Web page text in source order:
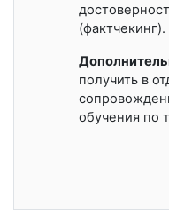
(фактчекинг).
получить в
обучения по